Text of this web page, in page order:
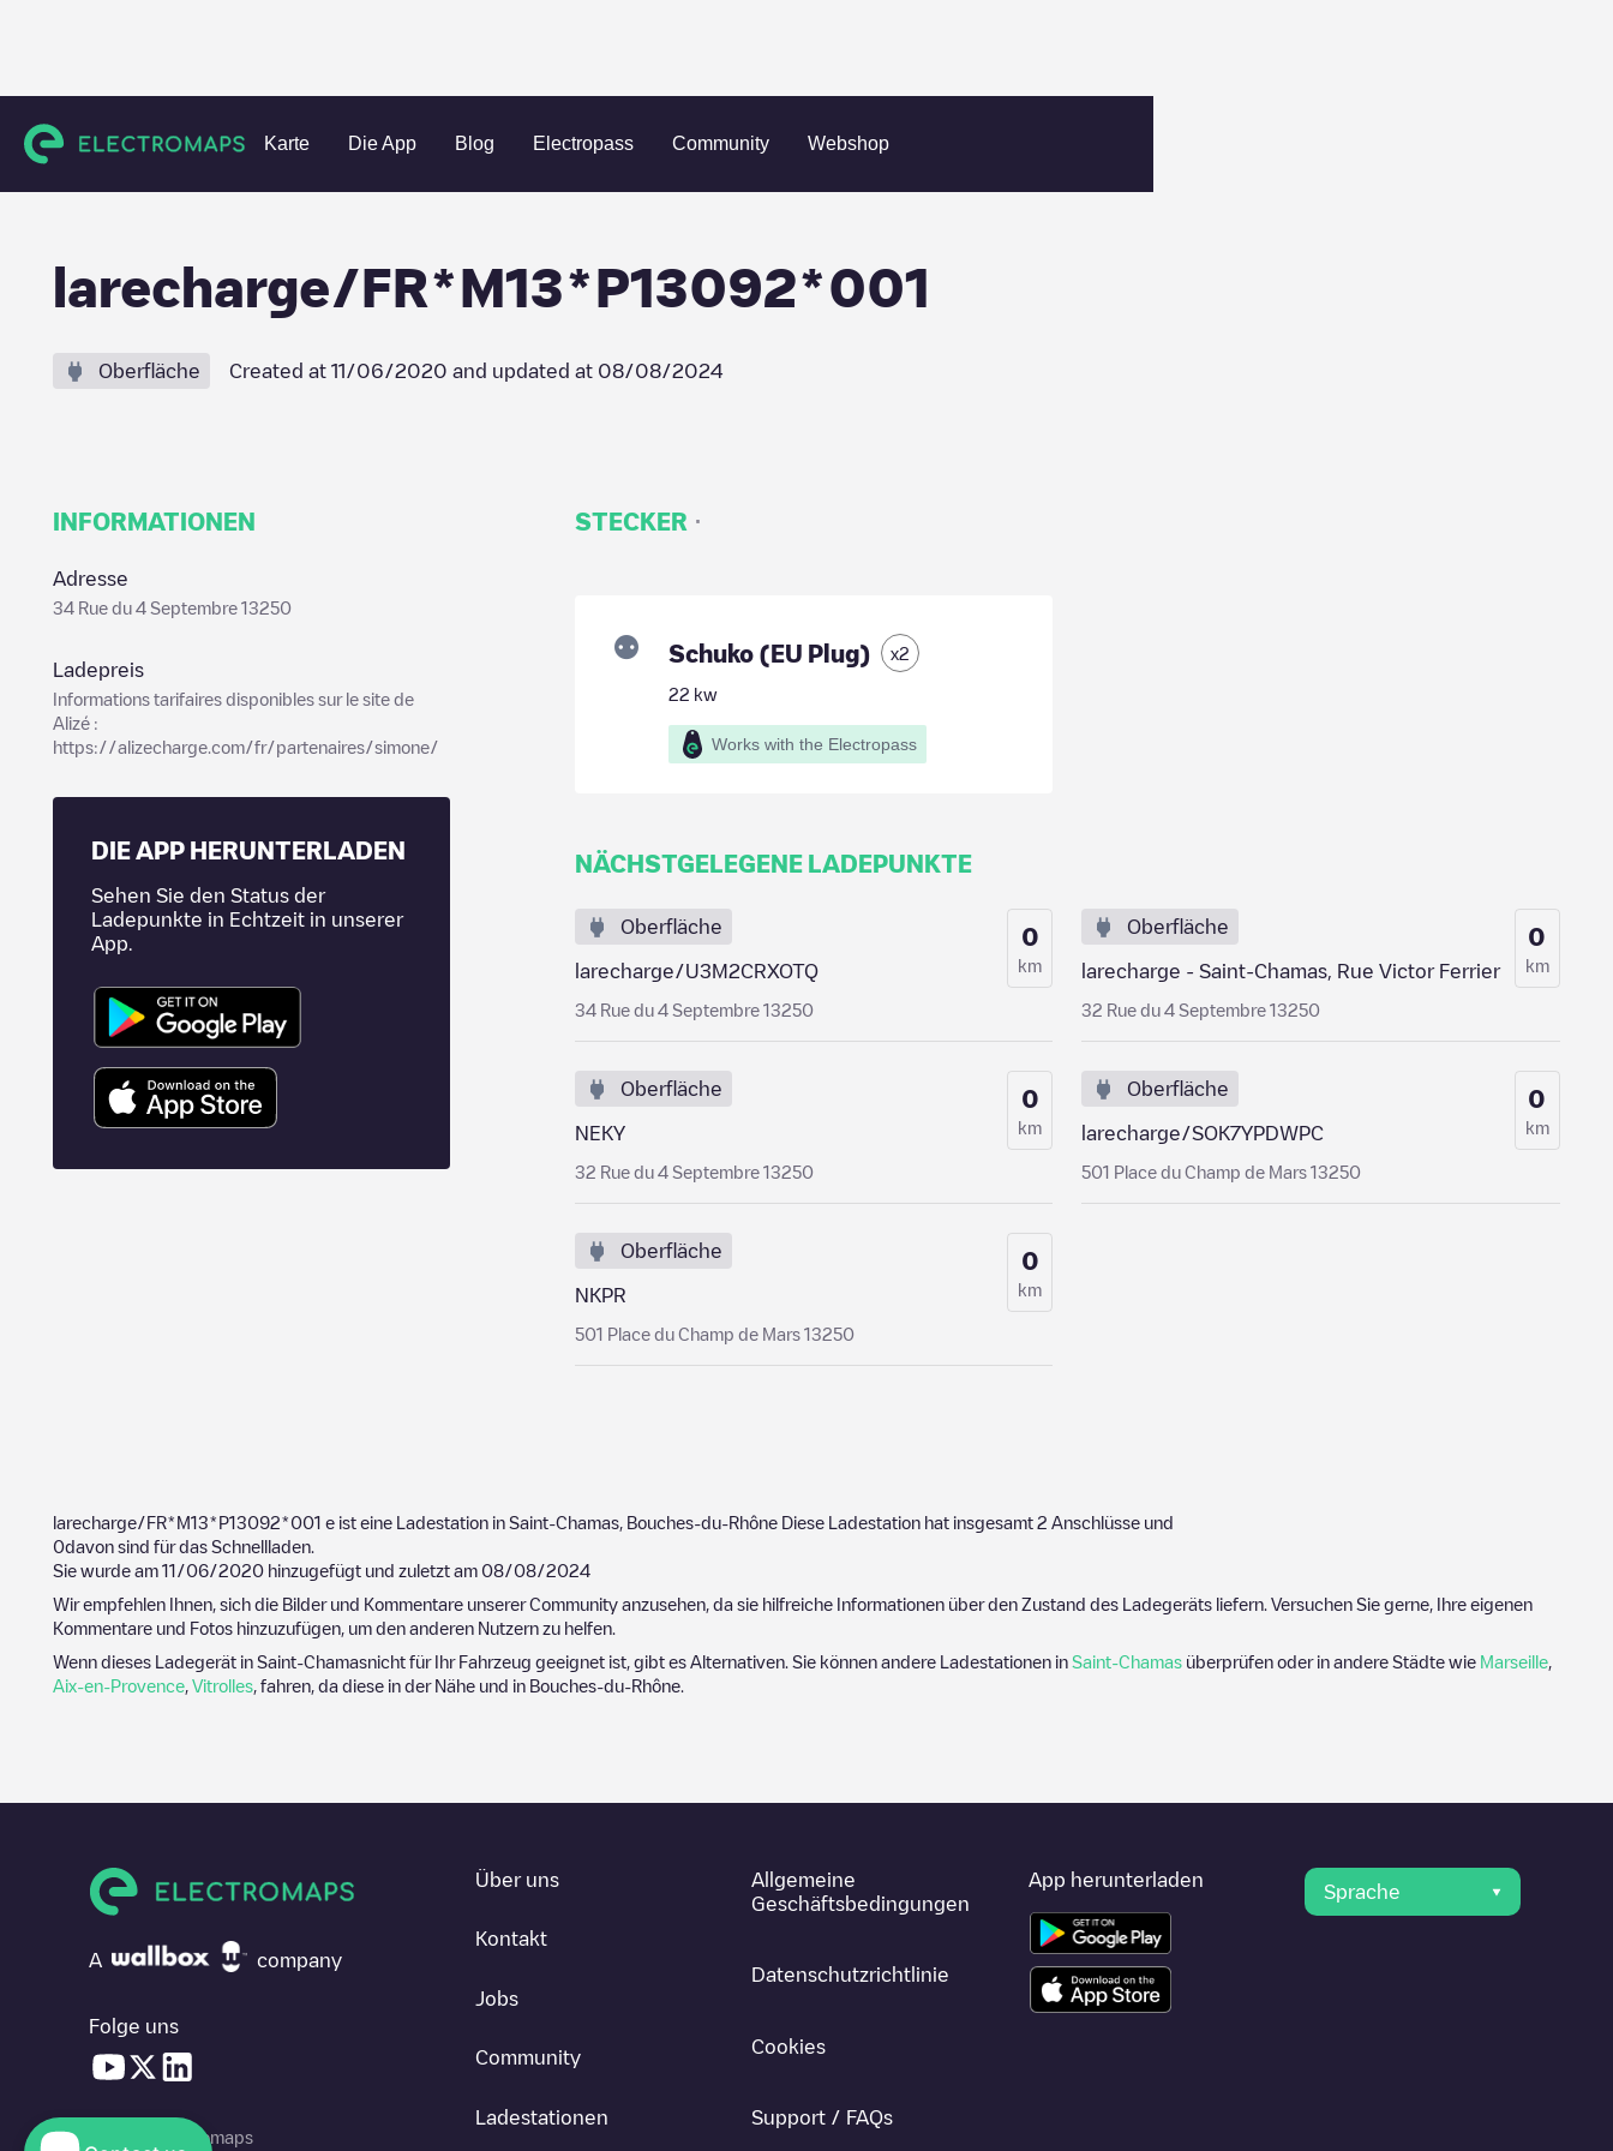
Karte Die App Blog Electropass Community Webshop
Charging stations Frankreich Bouches-du-Rhône Saint-Chamas larecharge/FR*M13*P13092*001
larecharge/FR*M13*P13092*001
Oberfläche Created at 11/06/2020 and updated at 08/08/2024
INFORMATIONEN
Adresse
34 Rue du 4 Septembre 13250
Ladepreis
Informations tarifaires disponibles sur le site de
Alizé :
https://alizecharge.com/fr/partenaires/simone/
DIE APP HERUNTERLADEN
Sehen Sie den Status der
Ladepunkte in Echtzeit in unserer
App.
STECKER ·
Schuko (EU Plug) x2
22 kw
Works with the Electropass
NÄCHSTGELEGENE LADEPUNKTE
Oberfläche
larecharge/U3M2CRXOTQ
34 Rue du 4 Septembre 13250
0
km
Oberfläche
larecharge - Saint-Chamas, Rue Victor Ferrier
32 Rue du 4 Septembre 13250
0
km
Oberfläche
NEKY
32 Rue du 4 Septembre 13250
0
km
Oberfläche
larecharge/SOK7YPDWPC
501 Place du Champ de Mars 13250
0
km
Oberfläche
NKPR
501 Place du Champ de Mars 13250
0
km
larecharge/FR*M13*P13092*001 e ist eine Ladestation in Saint-Chamas Bouches-du-Rhône Diese Ladestation hat insgesamt 2 Anschlüsse und
0davon sind für das Schnellladen.
Sie wurde am 11/06/2020 hinzugefügt und zuletzt am 08/08/2024
Wir empfehlen Ihnen, sich die Bilder und Kommentare unserer Community anzusehen, da sie hilfreiche Informationen über den Zustand des Ladegeräts liefern. Versuchen Sie gerne, Ihre eigenen
Kommentare und Fotos hinzuzufügen, um den anderen Nutzern zu helfen.
Wenn dieses Ladegerät in Saint-Chamasnicht für Ihr Fahrzeug geeignet ist, gibt es Alternativen. Sie können andere Ladestationen in Saint-Chamas überprüfen oder in andere Städte wie Marseille
Aix-en-Provence Vitrolles , fahren, da diese in der Nähe und in Bouches-du-Rhône
A company
Folge uns
© 2026 Electromaps
Über uns
Kontakt
Jobs
Community
Ladestationen
Allgemeine
Geschäftsbedingungen
Datenschutzrichtlinie
Cookies
Support / FAQs
App herunterladen
Sprache